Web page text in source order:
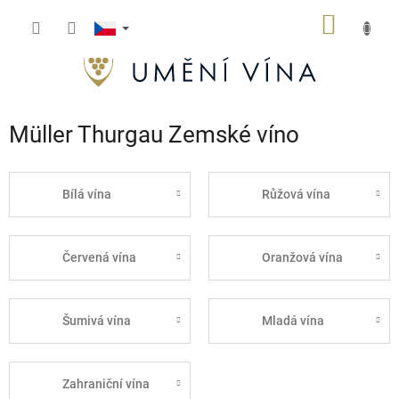
Müller Thurgau Zemské víno
Bílá vína Růžová vína
Červená vína Oranžová vína
Šumivá vína Mladá vína
Zahraniční vína